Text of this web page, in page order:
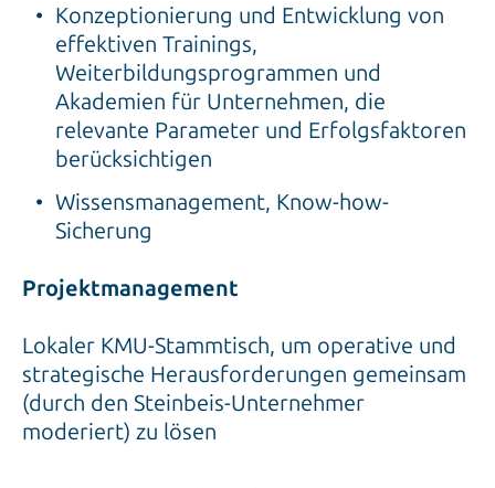
Konzeptionierung und Entwicklung von
effektiven Trainings,
Weiterbildungsprogrammen und
Akademien für Unternehmen, die
relevante Parameter und Erfolgsfaktoren
berücksichtigen
Wissensmanagement, Know-how-
Sicherung
Projektmanagement
Lokaler KMU-Stammtisch, um operative und
strategische Herausforderungen gemeinsam
(durch den Steinbeis-Unternehmer
moderiert) zu lösen